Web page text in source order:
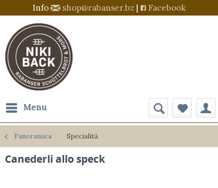
Info shop@rabanser.bz | Facebook
Menu
Panoramica Specialità
Canederli allo speck